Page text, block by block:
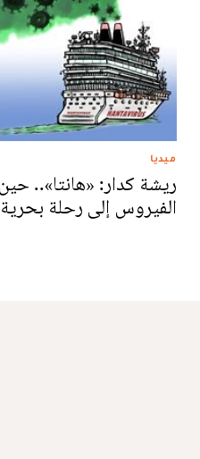
ميديا
ريشة كدار: «هانتا»..
الفيروس إلى رحلة